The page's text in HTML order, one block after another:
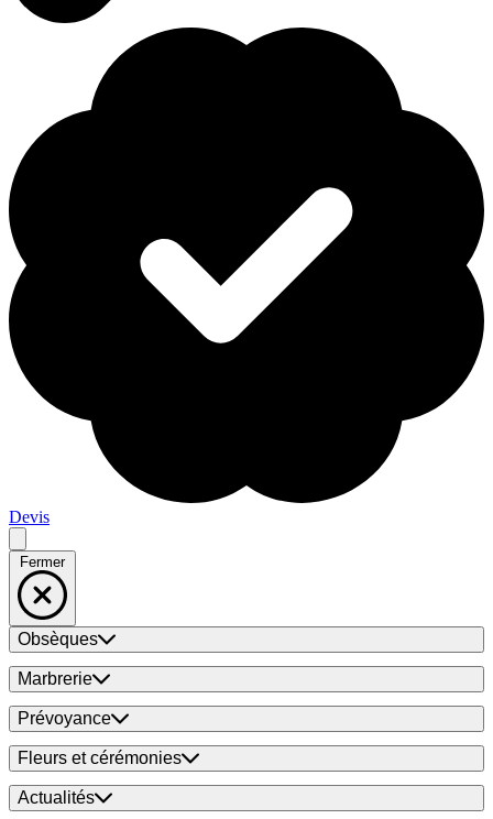
Devis
Fermer
Obsèques
Marbrerie
Prévoyance
Fleurs et cérémonies
Actualités